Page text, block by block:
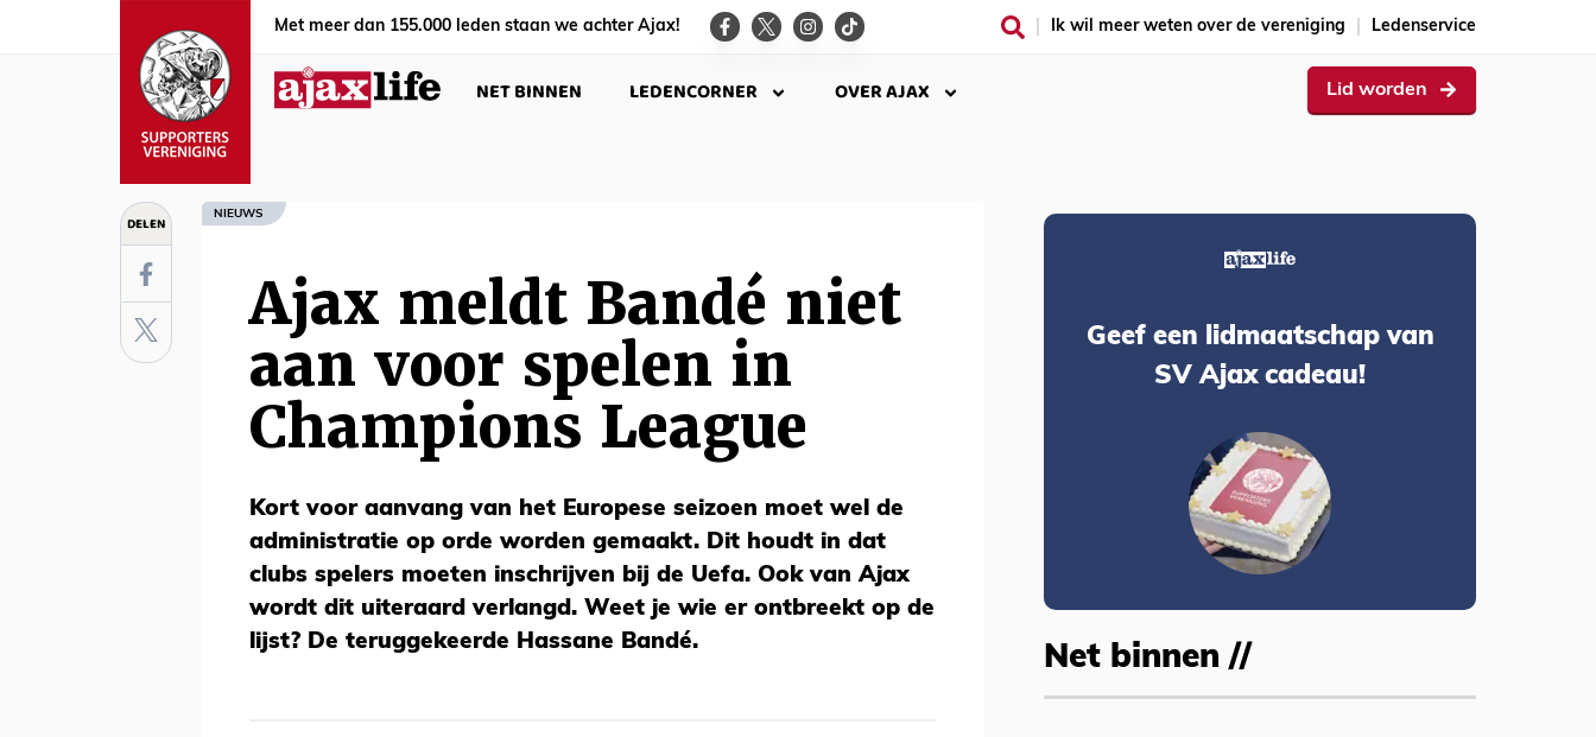
Met meer dan 155.000 leden staan we achter Ajax! Ik wil meer weten over de vereniging Ledenservice
NET BINNEN LEDENCORNER OVER AJAX Lid worden
DELEN NIEUWS
Ajax meldt Bandé niet
aan voor spelen in
Champions League
Kort voor aanvang van het Europese seizoen moet wel de
administratie op orde worden gemaakt. Dit houdt in dat
clubs spelers moeten inschrijven bij de Uefa. Ook van Ajax
wordt dit uiteraard verlangd. Weet je wie er ontbreekt op de
lijst? De teruggekeerde Hassane Bandé.
Geef een lidmaatschap van
SV Ajax cadeau!
Net binnen //